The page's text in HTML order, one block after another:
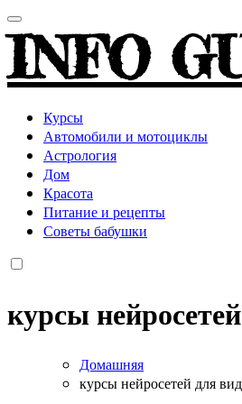
INFO
Курсы
Автомобили и мотоциклы
Астрология
Дом
Красота
Питание и рецепты
Советы бабушки
курсы
Домашняя
курсы нейросетей для